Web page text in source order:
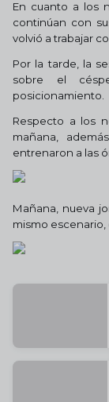
En cuanto a los
continúan con
volvió a trabajar
Por la tarde, la
sobre el
posicionamiento.
Respecto a los
mañana,
entrenaron a las
Mañana, nueva
mismo escenario,